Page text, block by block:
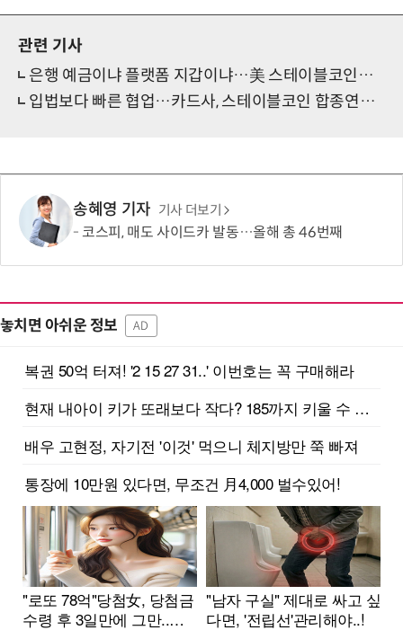
관련 기사
은행 예금이냐 플랫폼 지갑이냐…美 스테이블코인법 '예금전쟁' 확산
입법보다 빠른 협업…카드사, 스테이블코인 합종연횡 가속
송혜영 기자 기사 더보기
코스피, 매도 사이드카 발동…올해 총 46번째
놓치면 아쉬운 정보 AD